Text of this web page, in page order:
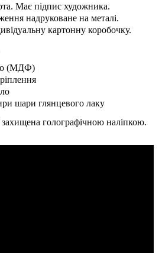
Має підпис художника.
надруковане на металі.
картонну коробочку.
(МДФ)
шари глянцевого лаку
захищена голографічною наліпкою.